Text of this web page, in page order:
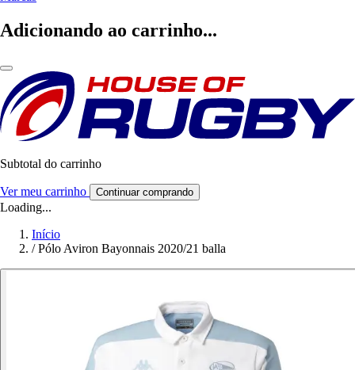
Adicionando ao carrinho...
Subtotal do carrinho
Ver meu carrinho Continuar comprando
Loading...
Início
/ Pólo Aviron Bayonnais 2020/21 balla